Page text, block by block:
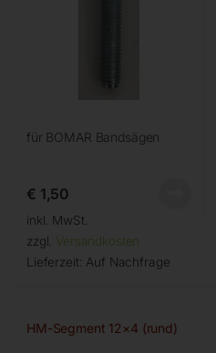
für BOMAR Bandsägen
€ 1,50
inkl. MwSt.
zzgl. Versandkosten
Lieferzeit: Auf Nachfrage
HM-Segment 12×4 (rund)